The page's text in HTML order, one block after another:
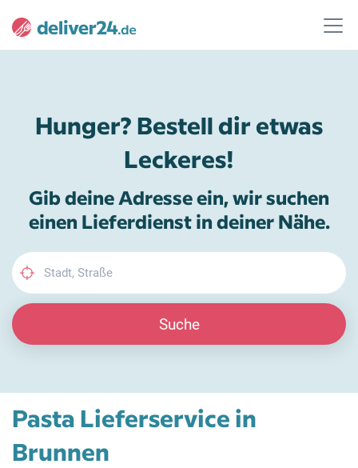
Hunger? Bestell dir etwas
Leckeres!
Gib deine Adresse ein, wir suchen
einen Lieferdienst in deiner Nähe.
Suche
Pasta Lieferservice in
Brunnen